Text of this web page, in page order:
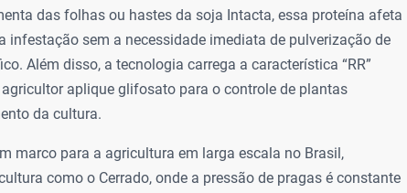
das folhas ou hastes da soja Intacta, essa proteína afeta
infestação sem a necessidade imediata de pulverização de
Além disso, a tecnologia carrega a característica “RR”
aplique glifosato para o controle de plantas
da cultura.
marco para a agricultura em larga escala no Brasil,
como o Cerrado, onde a pressão de pragas é constante